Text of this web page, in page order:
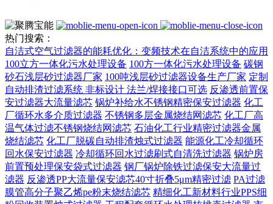
热门搜索：
自洁式空气过滤器的能耗优化：变频技术在自洁系统中的应用
100立方一体化污水处理设备 100方一体化污水处理设备 碳钢
砂石浅层砂过滤器厂家 100吨浅层砂过滤器设备生产厂家 定制
自动排渣过滤系统 非标设计 法兰/焊接接口可选‌ 反渗透前置保
安过滤器大流量滤芯 锅炉补给水不锈钢精密保安过滤器 化工
厂循环水多介质过滤器 不锈钢多层金属烧结网滤芯 化工厂高
温气体过滤不锈钢烧结网滤芯 石油化工行业精密过滤器金属
烧结滤芯 化工厂脱碳自动排渣烛式过滤器 能源化工冷却循环
回水保安过滤器 冷却循环回水过滤刷式自清洗过滤器 锅炉房
前置预处理保安袋式过滤器 钢厂锅炉除铁过滤保安大流量过
滤器 反渗透PP大流量保安滤芯40寸折叠5μm精密过滤 PA过滤
膜管高分子聚乙烯pe粉末烧结滤芯 精细化工新材料行业PPS细